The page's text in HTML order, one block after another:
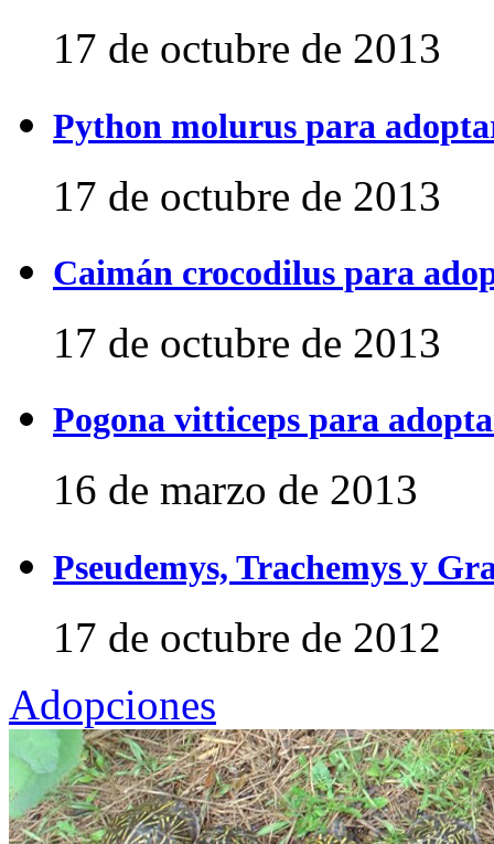
17 de octubre de 2013
Python molurus para
17 de octubre de 2013
Caimán crocodilus para
17 de octubre de 2013
Pogona vitticeps para
16 de marzo de 2013
Pseudemys, Trachemys y
17 de octubre de 2012
Adopciones